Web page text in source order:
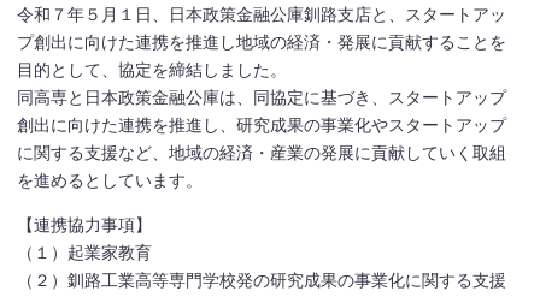
令和７年５月１日、日本政策金融公庫釧路支店と、スタートアッ
プ創出に向けた連携を推進し地域の経済・発展に貢献することを
目的として、協定を締結しました。
同高専と日本政策金融公庫は、同協定に基づき、スタートアップ
創出に向けた連携を推進し、研究成果の事業化やスタートアップ
に関する支援など、地域の経済・産業の発展に貢献していく取組
を進めるとしています。
【連携協力事項】
（１）起業家教育
（２）釧路工業高等専門学校発の研究成果の事業化に関する支援